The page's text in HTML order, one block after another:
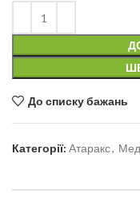
До списку бажань
Категорії: Атаракс,